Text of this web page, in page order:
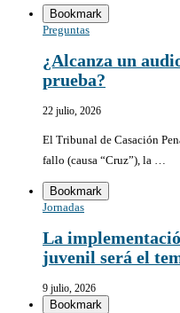
Bookmark
Preguntas
¿Alcanza un
prueba?
22 julio, 2026
El Tribunal de Casación
fallo (causa “Cruz”), la …
Bookmark
Jornadas
La
juvenil será el
9 julio, 2026
Bookmark